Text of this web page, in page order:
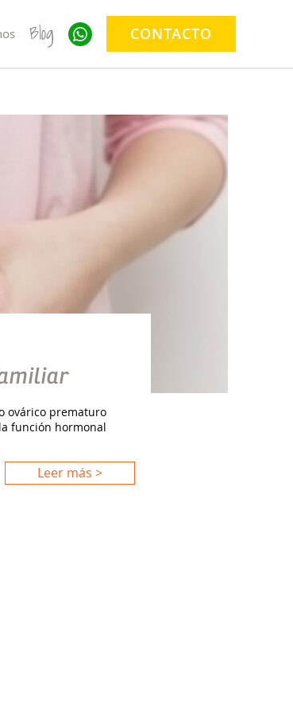
Blog CONTACTO
ovárico prematuro
función hormonal
Leer más >